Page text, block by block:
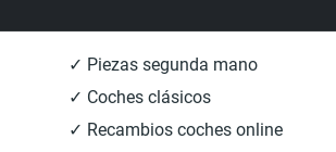
✓ Piezas segunda mano
✓ Coches clásicos
✓ Recambios coches online